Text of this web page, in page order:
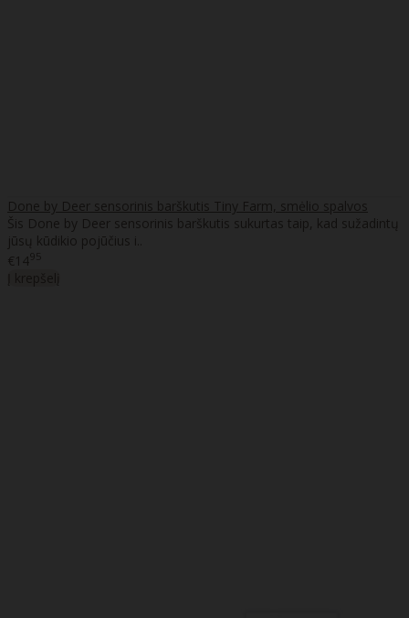
Done by Deer sensorinis barškutis Tiny Farm, smėlio spalvos
Šis Done by Deer sensorinis barškutis sukurtas taip, kad sužadintų
jūsų kūdikio pojūčius i..
€1495